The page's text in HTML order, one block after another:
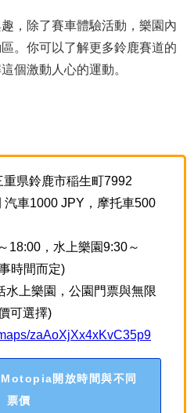
，除了賽車體驗活動，樂園內
。你可以了解更多鈴鹿賽道的
個激動人心的運動。
重県鈴鹿市稲生町7992
汽車1000 JPY，摩托車500
18:00，水上樂園9:30～
時間而定)
水上樂園，公園門票與無限
可選擇)
zaAoXjXx4xKvC35p9
開放時間與不同
票價